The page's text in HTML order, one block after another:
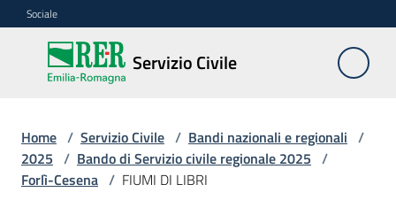
Vai al contenuto
Vai alla navigazione
Vai al footer
Sociale
Servizio Civile
Servizio
Civile
Cos'è
Home / Servizio Civile / Bandi nazionali e regionali /
2025 / Bando di Servizio civile regionale 2025 /
Forlì-Cesena / FIUMI DI LIBRI